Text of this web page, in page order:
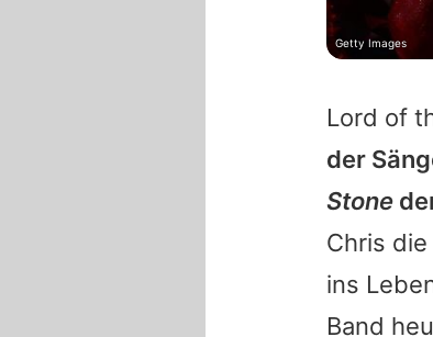
Lord of
der
Stone
Chris
ins
Band
Getty Images